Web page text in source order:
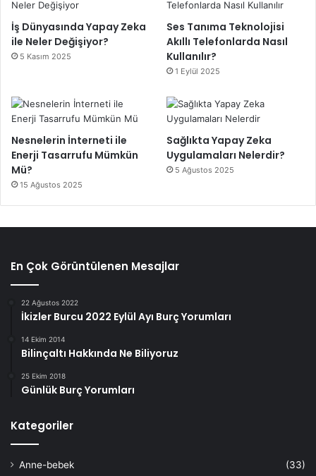
İş Dünyasında Yapay Zeka
ile Neler Değişiyor?
5 Kasım 2025
Ses Tanıma Teknolojisi
Akıllı Telefonlarda Nasıl
Kullanılır?
1 Eylül 2025
Nesnelerin İnterneti ile
Enerji Tasarrufu Mümkün
Mü?
15 Ağustos 2025
Sağlıkta Yapay Zeka
Uygulamaları Nelerdir?
5 Ağustos 2025
En Çok Görüntülenen Mesajlar
22 Ağustos 2022
İkizler Burcu 2022 Eylül Ayı Burç Yorumları
14 Ekim 2014
Bilinçaltı Hakkında Ne Biliyoruz
25 Ekim 2018
Günlük Burç Yorumları
Kategoriler
Anne-bebek
(33)